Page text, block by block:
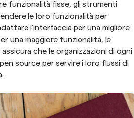
funzionalità fisse, gli strumenti
le loro funzionalità per
l'interfaccia per una migliore
una maggiore funzionalità, le
che le organizzazioni di ogni
source per servire i loro flussi di